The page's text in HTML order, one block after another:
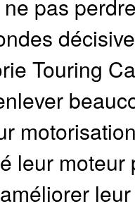
pas
Touring
leur moteur